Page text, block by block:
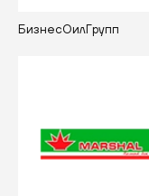
БизнесОилГрупп